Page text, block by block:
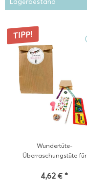
TIPP!
Wundertüte-
Überraschungstüte für
4,62 € *